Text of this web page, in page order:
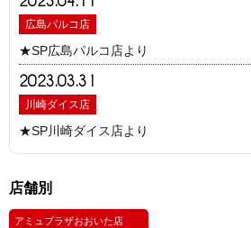
広島パルコ店
★SP広島パルコ店より
2023.03.31
川崎ダイス店
★SP川崎ダイス店より
店舗別
アミュプラザおおいた店